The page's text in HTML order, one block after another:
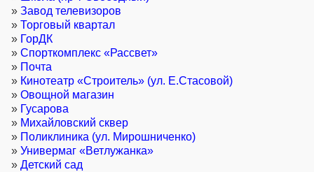
» Завод телевизоров
» Торговый квартал
» ГорДК
» Спорткомплекс «Рассвет»
» Почта
» Кинотеатр «Строитель» (ул. Е.Стасовой)
» Овощной магазин
» Гусарова
» Михайловский сквер
» Поликлиника (ул. Мирошниченко)
» Универмаг «Ветлужанка»
» Детский сад